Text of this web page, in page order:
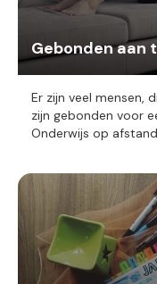
Gebonden aan
Er zijn veel mensen,
zijn gebonden voor
Onderwijs op